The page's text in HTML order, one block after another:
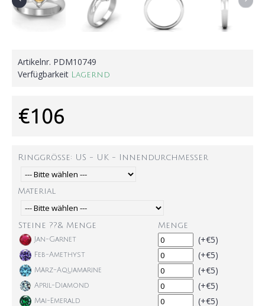
Artikelnr. PDM10749
Verfügbarkeit Lagernd
€106
Ringgröße: US - UK - Innendurchmesser
Material
Steine ??& Menge Menge
Jan-Garnet (+€5)
Feb-Amethyst (+€5)
März-Aquamarine (+€5)
April-Diamond (+€5)
Mai-Emerald (+€5)